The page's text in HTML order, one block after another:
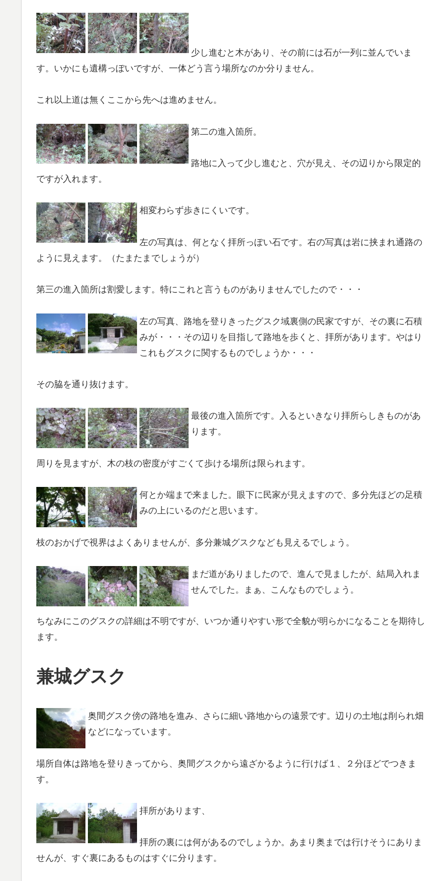
少し進むと木があり、その前には石が一列に並んでいま
す。いかにも遺構っぽいですが、一体どう言う場所なのか分りません。
これ以上道は無くここから先へは進めません。
第二の進入箇所。
路地に入って少し進むと、穴が見え、その辺りから限定的
ですが入れます。
相変わらず歩きにくいです。
左の写真は、何となく拝所っぽい石です。右の写真は岩に挟まれ通路の
ように見えます。（たまたまでしょうが）
第三の進入箇所は割愛します。特にこれと言うものがありませんでしたので・・・
左の写真、路地を登りきったグスク域裏側の民家ですが、その裏に石積
みが・・・その辺りを目指して路地を歩くと、拝所があります。やはり
これもグスクに関するものでしょうか・・・
その脇を通り抜けます。
最後の進入箇所です。入るといきなり拝所らしきものがあ
ります。
周りを見ますが、木の枝の密度がすごくて歩ける場所は限られます。
何とか端まで来ました。眼下に民家が見えますので、多分先ほどの足積
みの上にいるのだと思います。
枝のおかげで視界はよくありませんが、多分兼城グスクなども見えるでしょう。
まだ道がありましたので、進んで見ましたが、結局入れま
せんでした。まぁ、こんなものでしょう。
ちなみにこのグスクの詳細は不明ですが、いつか通りやすい形で全貌が明らかになることを期待し
ます。
兼城グスク
奥間グスク傍の路地を進み、さらに細い路地からの遠景です。辺りの土地は削られ畑
などになっています。
場所自体は路地を登りきってから、奥間グスクから遠ざかるように行けば１、２分ほどでつきま
す。
拝所があります、
拝所の裏には何があるのでしょうか。あまり奥までは行けそうにありま
せんが、すぐ裏にあるものはすぐに分ります。